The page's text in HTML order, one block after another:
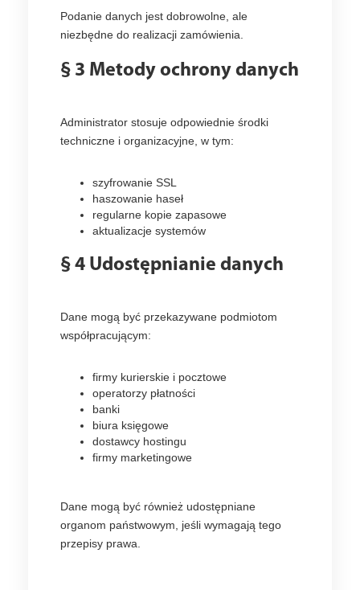
Podanie danych jest dobrowolne, ale
niezbędne do realizacji zamówienia.
§ 3 Metody ochrony danych
Administrator stosuje odpowiednie środki
techniczne i organizacyjne, w tym:
szyfrowanie SSL
haszowanie haseł
regularne kopie zapasowe
aktualizacje systemów
§ 4 Udostępnianie danych
Dane mogą być przekazywane podmiotom
współpracującym:
firmy kurierskie i pocztowe
operatorzy płatności
banki
biura księgowe
dostawcy hostingu
firmy marketingowe
Dane mogą być również udostępniane
organom państwowym, jeśli wymagają tego
przepisy prawa.